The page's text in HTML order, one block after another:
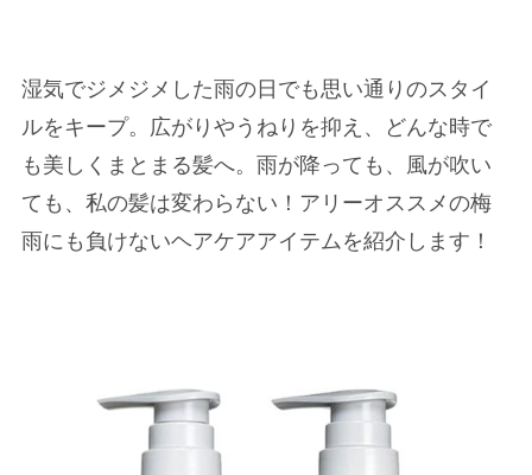
湿気でジメジメした雨の日でも思い通りのスタイ
ルをキープ。広がりやうねりを抑え、どんな時で
も美しくまとまる髪へ。雨が降っても、風が吹い
ても、私の髪は変わらない！アリーオススメの梅
雨にも負けないヘアケアアイテムを紹介します！